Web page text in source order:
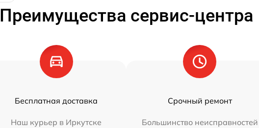
Преимущества сервис-центра
Бесплатная доставка
Наш курьер в Иркутске
Срочный ремонт
Большинство неисправностей